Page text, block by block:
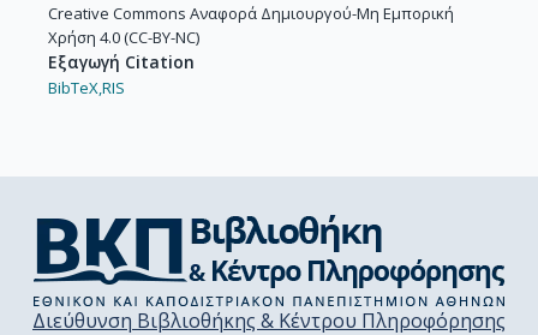
Creative Commons Αναφορά Δημιουργού-Μη Εμπορική
Χρήση 4.0 (CC-BY-NC)
Εξαγωγή Citation
BibTeX,RIS
Διεύθυνση Βιβλιοθήκης & Κέντρου Πληροφόρησης